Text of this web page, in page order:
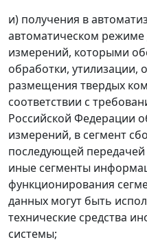
и) получения в
автоматическом режиме
измерений, которыми
обработки, утилизации,
размещения твердых
соответствии с
Российской Федерации
измерений, в сегмент
последующей
иные сегменты
функционирования
данных могут быть
технические средства
системы;